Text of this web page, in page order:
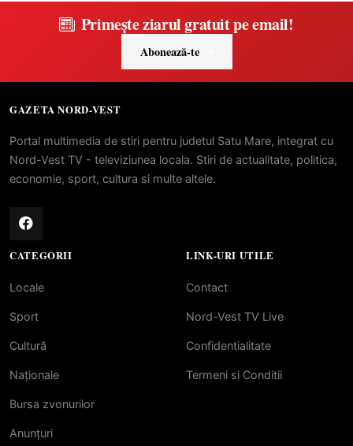
Primește ziarul gratuit pe email!
Abonează-te
GAZETA NORD-VEST
Portal multimedia de stiri pentru judetul Satu Mare, integrat cu
Nord-Vest TV - televiziunea locala. Stiri de actualitate, politica,
economie, sport, cultura si multe altele.
CATEGORII
Locale
Sport
Cultură
Naționale
Bursa zvonurilor
Anunțuri
LINK-URI UTILE
Contact
Nord-Vest TV Live
Confidentialitate
Termeni si Conditii